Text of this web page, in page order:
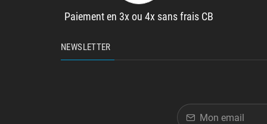
Paiement en 3x ou 4x sans frais CB
NEWSLETTER